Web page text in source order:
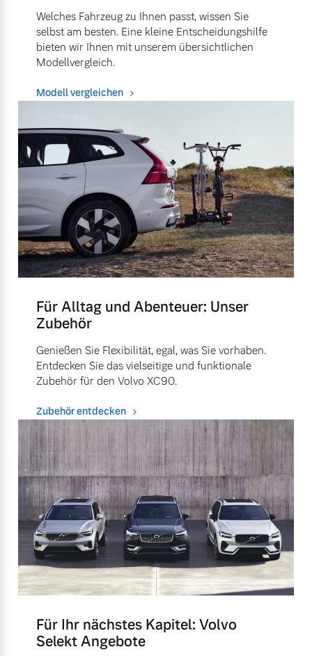
Welches Fahrzeug zu Ihnen passt, wissen Sie
selbst am besten. Eine kleine Entscheidungshilfe
bieten wir Ihnen mit unserem übersichtlichen
Modellvergleich.
Modell vergleichen
Für Alltag und Abenteuer: Unser
Zubehör
Genießen Sie Flexibilität, egal, was Sie vorhaben.
Entdecken Sie das vielseitige und funktionale
Zubehör für den Volvo XC90.
Zubehör entdecken
Für Ihr nächstes Kapitel: Volvo
Selekt Angebote